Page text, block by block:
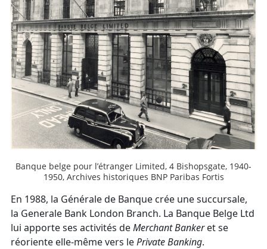
Banque belge pour l’étranger Limited, 4 Bishopsgate, 1940-
1950, Archives historiques BNP Paribas Fortis
En 1988, la Générale de Banque crée une succursale,
la Generale Bank London Branch. La Banque Belge Ltd
lui apporte ses activités deMerchant Bankeret se
réoriente elle-même vers lePrivate Banking.